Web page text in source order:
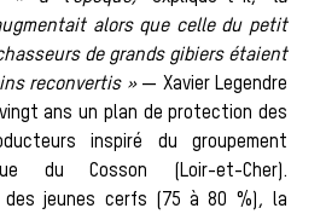
alors que celle du petit
de grands gibiers étaient
reconvertis »— Xavier Legendre
ans un plan de protection des
inspiré du groupement
du Cosson (Loir-et-Cher).
des jeunes cerfs (75 à 80 %), la